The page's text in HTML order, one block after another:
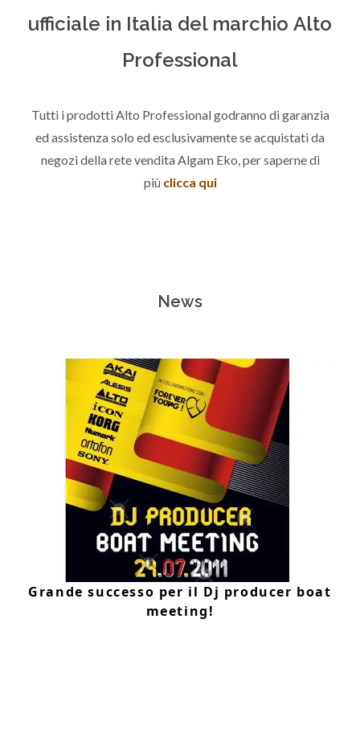
ufficiale in Italia del marchio Alto
Professional
Tutti i prodotti Alto Professional godranno di garanzia
ed assistenza solo ed esclusivamente se acquistati da
negozi della rete vendita Algam Eko, per saperne di
più clicca qui
News
Grande successo per il Dj producer boat
meeting!